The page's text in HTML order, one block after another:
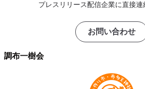
プレスリリース配信企業に直接連
お問い合わせ
調布一樹会